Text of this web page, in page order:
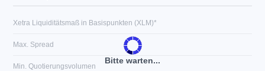
Bitte warten...
Xetra Liquiditätsmaß in Basispunkten (XLM)*
Max. Spread
Min. Quotierungsvolumen